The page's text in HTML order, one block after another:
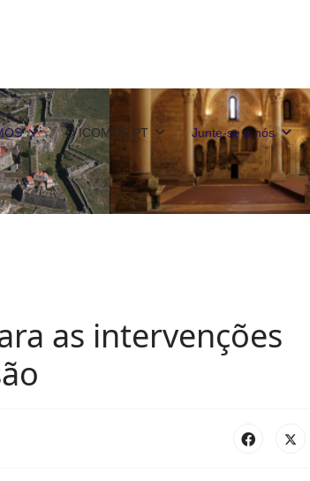
O ICOMOS PT Junte-se a nós
as intervenções